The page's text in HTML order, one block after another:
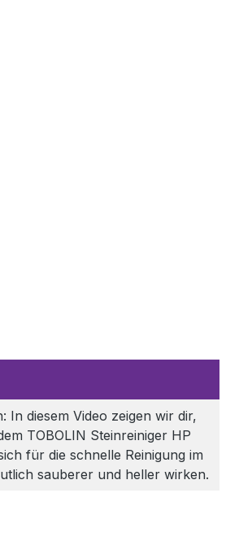
diesem Video zeigen wir dir,
TOBOLIN Steinreiniger HP
für die schnelle Reinigung im
sauberer und heller wirken.